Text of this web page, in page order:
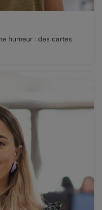
humeur : des cartes